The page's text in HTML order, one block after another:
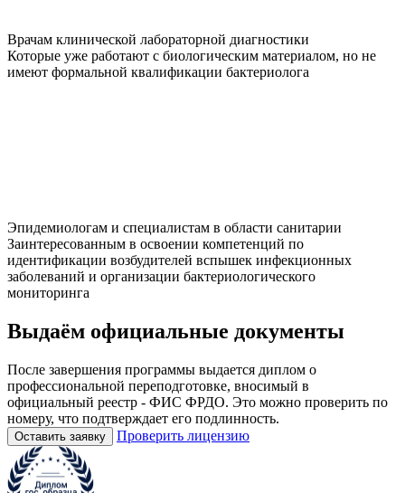
Врачам клинической лабораторной диагностики
Которые уже работают с биологическим материалом, но не
имеют формальной квалификации бактериолога
Эпидемиологам и специалистам в области санитарии
Заинтересованным в освоении компетенций по
идентификации возбудителей вспышек инфекционных
заболеваний и организации бактериологического
мониторинга
Выдаём официальные документы
После завершения программы выдается диплом о
профессиональной переподготовке, вносимый в
официальный реестр - ФИС ФРДО. Это можно проверить по
номеру, что подтверждает его подлинность.
Оставить заявку Проверить лицензию